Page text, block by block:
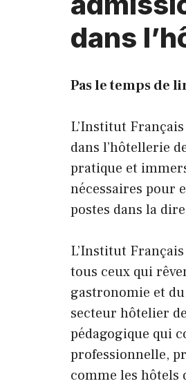
dans
Pas le temps de
L’Institut
dans l’hôtellerie
pratique et
nécessaires pour
postes dans la
L’Institut
tous ceux qui
gastronomie et
secteur hôtelier
pédagogique qui
professionnelle,
comme les hôtels